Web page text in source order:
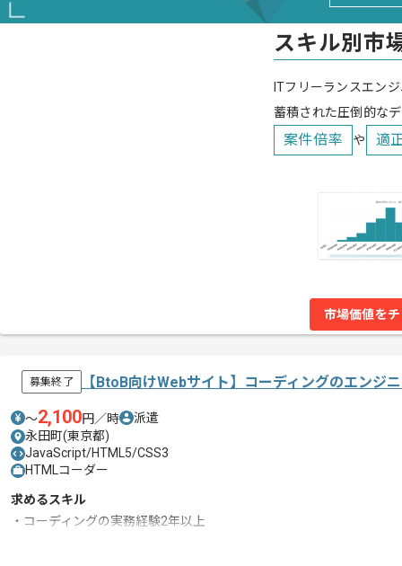
スキル別市
ITフリーランスエン
蓄積された圧倒的な
案件倍率 や 適
市場価値を
募集終了 【BtoB向けWebサイト】コーディングのエンジ
〜2,100円／時
派遣
永田町(東京都)
JavaScript/HTML5/CSS3
HTMLコーダー
求めるスキル
・コーディングの実務経験2年以上